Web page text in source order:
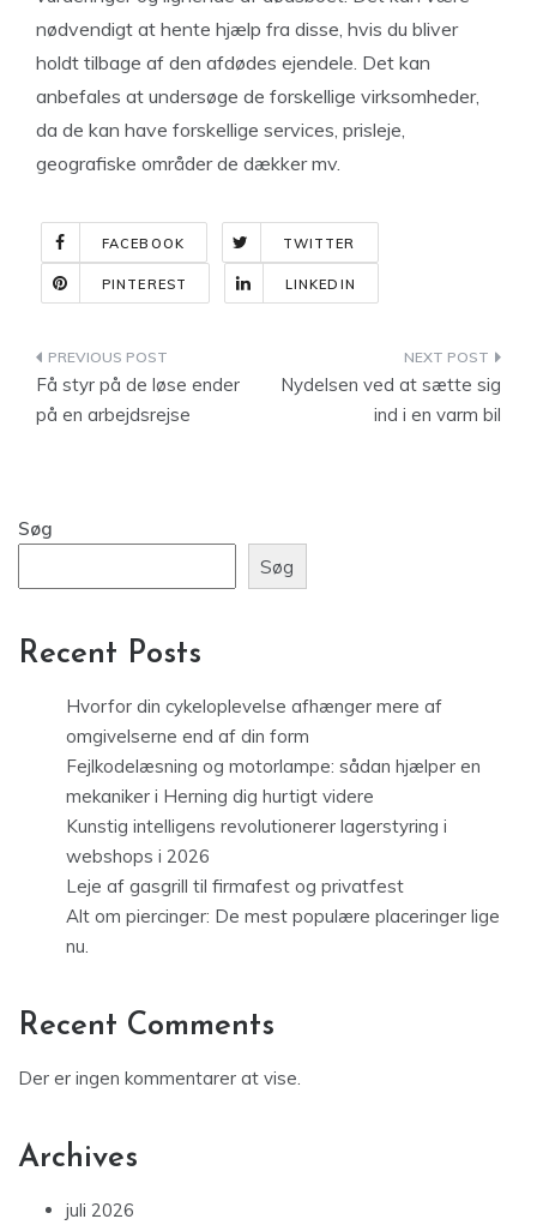
nødvendigt at hente hjælp fra disse, hvis du bliver
holdt tilbage af den afdødes ejendele. Det kan
anbefales at undersøge de forskellige virksomheder,
da de kan have forskellige services, prisleje,
geografiske områder de dækker mv.
FACEBOOK TWITTER
PINTEREST LINKEDIN
Indlægsnavigation
Få styr på de løse ender
på en arbejdsrejse
Nydelsen ved at sætte sig
ind i en varm bil
Søg
Søg
Recent Posts
Hvorfor din cykeloplevelse afhænger mere af
omgivelserne end af din form
Fejlkodelæsning og motorlampe: sådan hjælper en
mekaniker i Herning dig hurtigt videre
Kunstig intelligens revolutionerer lagerstyring i
webshops i 2026
Leje af gasgrill til firmafest og privatfest
Alt om piercinger: De mest populære placeringer lige
nu.
Recent Comments
Der er ingen kommentarer at vise.
Archives
juli 2026